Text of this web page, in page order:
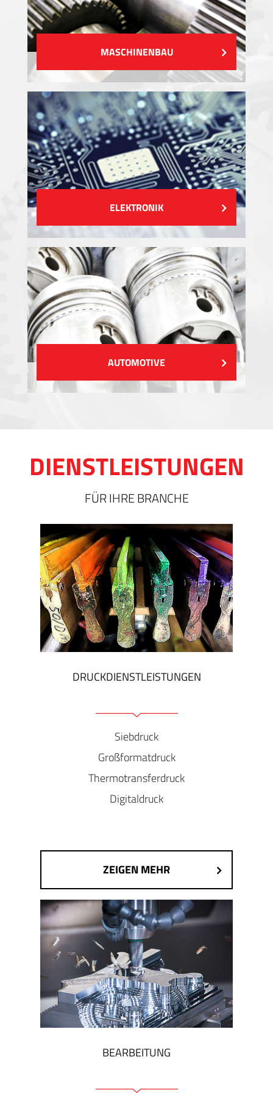
MASCHINENBAU
ELEKTRONIK
AUTOMOTIVE
DIENSTLEISTUNGEN
FÜR IHRE BRANCHE
DRUCKDIENSTLEISTUNGEN
Siebdruck
Großformatdruck
Thermotransferdruck
Digitaldruck
ZEIGEN MEHR
BEARBEITUNG